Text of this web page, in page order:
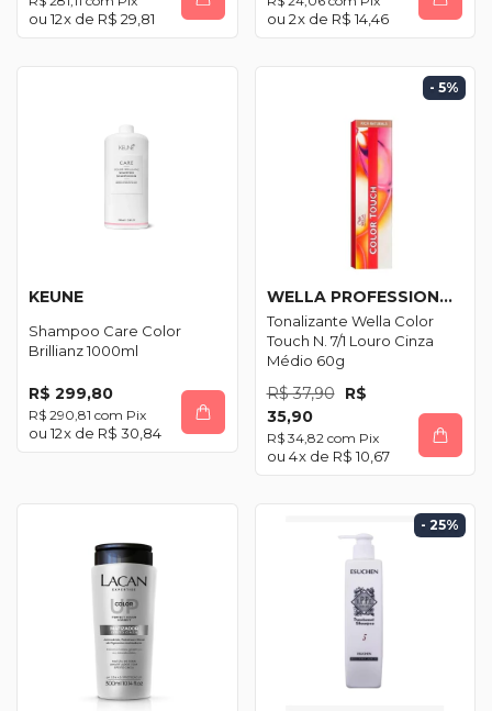
12x de R$ 29,81 2x de R$ 14,46
KEUNE
Shampoo Care Color
Brillianz 1000ml
R$ 299,80
R$ 290,81 com Pix
12x de R$ 30,84
- 5%
WELLA PROFESSIONALS
Tonalizante Wella Color
Touch N. 7/1 Louro Cinza
Médio 60g
R$ 37,90 R$
35,90
R$ 34,82 com Pix
4x de R$ 10,67
- 25%